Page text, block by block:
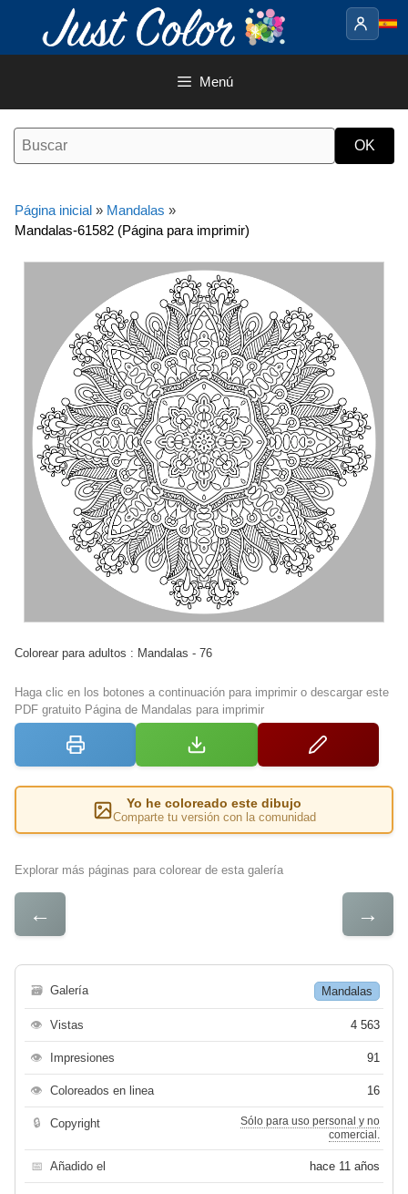
contenido
Menú
Página inicial » Mandalas »
Mandalas-61582 (Página para imprimir)
Colorear para adultos : Mandalas - 76
Haga clic en los botones a continuación para imprimir o descargar este
PDF gratuito Página de Mandalas para imprimir
Yo he coloreado este dibujo
Comparte tu versión con la comunidad
Explorar más páginas para colorear de esta galería
← →
🗃 Galería Mandalas
👁 Vistas 4 563
👁 Impresiones 91
👁 Coloreados en linea 16
🔒 Copyright
Sólo para uso personal y no
comercial.
📅 Añadido el hace 11 años